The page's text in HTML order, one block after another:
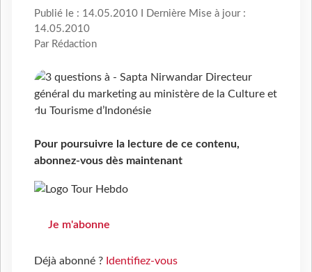
Publié le : 14.05.2010 I Dernière Mise à jour :
14.05.2010
Par Rédaction
Pour poursuivre la lecture de ce contenu,
abonnez-vous dès maintenant
Je m'abonne
Déjà abonné ? Identifiez-vous